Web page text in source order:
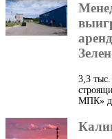
3,3
МПК»